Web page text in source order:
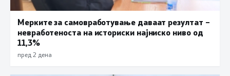
Мерките за самовработување даваат резултат –
невработеноста на историски најниско ниво од
11,3%
пред 2 дена